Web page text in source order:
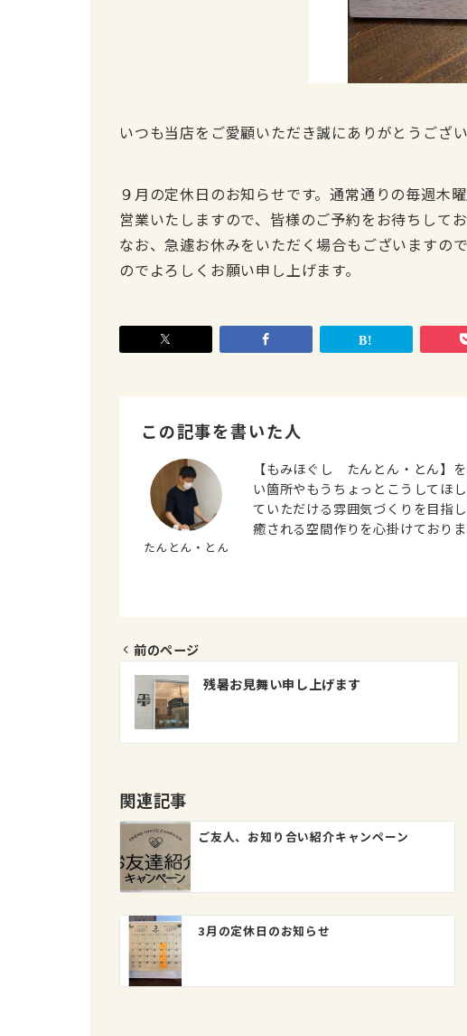
いつも当店をご愛顧いただき誠にありがとうござい
９月の定休日のお知らせです。通常通りの毎週木
営業いたしますので、皆様のご予約をお待ちしてお
なお、急遽お休みをいただく場合もございますの
のでよろしくお願い申し上げます。
この記事を書いた人
たんとん・とん
【もみほぐし たんとん・とん】
い箇所やもうちょっとこうしてほ
ていただける雰囲気づくりを目指
癒される空間作りを心掛けておりま
投
稿
ナ
ゲ
ー
シ
ョ
ン
前のページ
残暑お見舞い申し上げます
関連記事
ご友人、お知り合い紹介キャンペーン
3月の定休日のお知らせ